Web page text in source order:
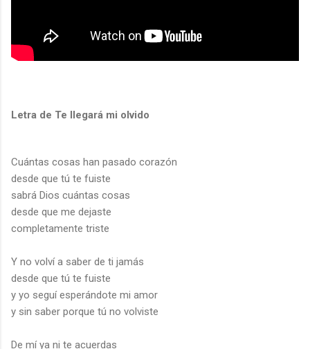
Letra de Te llegará mi olvido
Cuántas cosas han pasado corazón
desde que tú te fuiste
sabrá Dios cuántas cosas
desde que me dejaste
completamente triste
Y no volví a saber de ti jamás
desde que tú te fuiste
y yo seguí esperándote mi amor
y sin saber porque tú no volviste
De mí ya ni te acuerdas